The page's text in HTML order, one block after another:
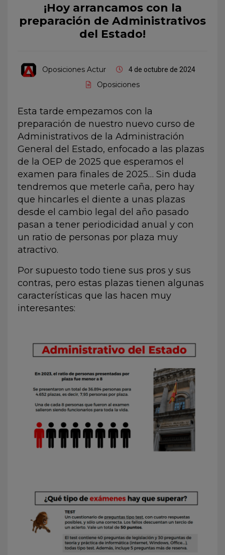
¡Hoy arrancamos con la
preparación de Administrativos
del Estado!
Oposiciones Actur 4 de octubre de 2024
Oposiciones
Esta tarde empezamos con la
preparación de nuestro nuevo curso de
Administrativos de la Administración
General del Estado, enfocado a las plazas
de la OEP de 2025 que esperamos el
examen para finales de 2025… Sin duda
tendremos que meterle caña, pero hay
que hincarles el diente a unas plazas
desde el cambio legal del año pasado
pasan a tener periodicidad anual y con
un ratio de personas por plaza muy
atractivo.
Por supuesto todo tiene sus pros y sus
contras, pero estas plazas tienen algunas
características que las hacen muy
interesantes: